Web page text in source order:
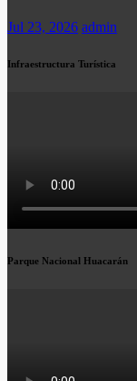
Jul 23, 2026 admin
Infraestructura Turística
Parque Nacional Huacarán